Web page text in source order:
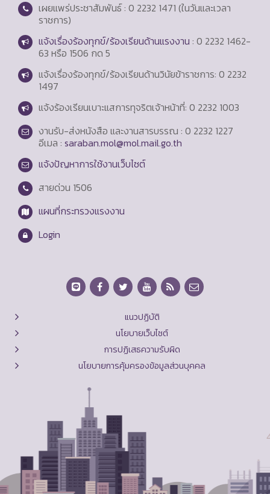
เผยแพร่ประชาสัมพันธ์ : 0 2232 1471 (ในวันและเวลา
ราชการ)
แจ้งเรื่องร้องทุกข์/ร้องเรียนด้านแรงงาน : 0 2232 1462-
63 หรือ 1506 กด 5
แจ้งเรื่องร้องทุกข์/ร้องเรียนด้านวินัยข้าราชการ: 0 2232
1497
แจ้งร้องเรียนเบาะแสการทุจริตเจ้าหน้าที่: 0 2232 1003
งานรับ-ส่งหนังสือ และงานสารบรรณ : 0 2232 1227
อีเมล : saraban.mol@mol.mail.go.th
แจ้งปัญหาการใช้งานเว็บไซต์
สายด่วน 1506
แผนที่กระทรวงแรงงาน
Login
แนวปฏิบัติ
นโยบายเว็บไซต์
การปฏิเสธความรับผิด
นโยบายการคุ้มครองข้อมูลส่วนบุคคล